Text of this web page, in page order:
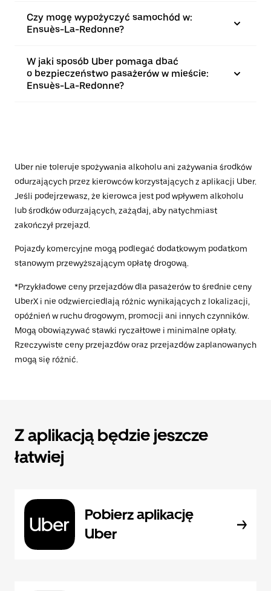
Czy mogę wypożyczyć samochód w:
Ensuès-La-Redonne?
W jaki sposób Uber pomaga dbać
o bezpieczeństwo pasażerów w mieście:
Ensuès-La-Redonne?
Uber nie toleruje spożywania alkoholu ani zażywania środków
odurzających przez kierowców korzystających z aplikacji Uber.
Jeśli podejrzewasz, że kierowca jest pod wpływem alkoholu
lub środków odurzających, zażądaj, aby natychmiast
zakończył przejazd.
Pojazdy komercyjne mogą podlegać dodatkowym podatkom
stanowym przewyższającym opłatę drogową.
*Przykładowe ceny przejazdów dla pasażerów to średnie ceny
UberX i nie odzwierciedlają różnic wynikających z lokalizacji,
opóźnień w ruchu drogowym, promocji ani innych czynników.
Mogą obowiązywać stawki ryczałtowe i minimalne opłaty.
Rzeczywiste ceny przejazdów oraz przejazdów zaplanowanych
mogą się różnić.
Z aplikacją będzie jeszcze
łatwiej
Pobierz aplikację
Uber